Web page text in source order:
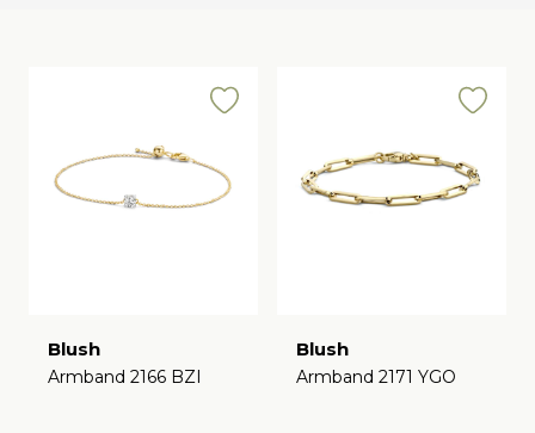
Blush
Armband 2166 BZI
Blush
Armband 2171 YGO